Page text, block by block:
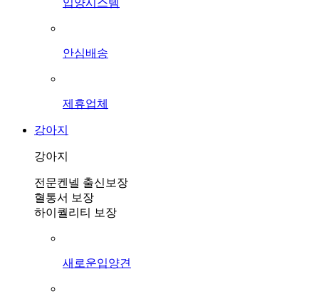
안심배송
제휴업체
강아지
강아지
전문켄넬 출신보장
혈통서 보장
하이퀄리티 보장
새로운입양견